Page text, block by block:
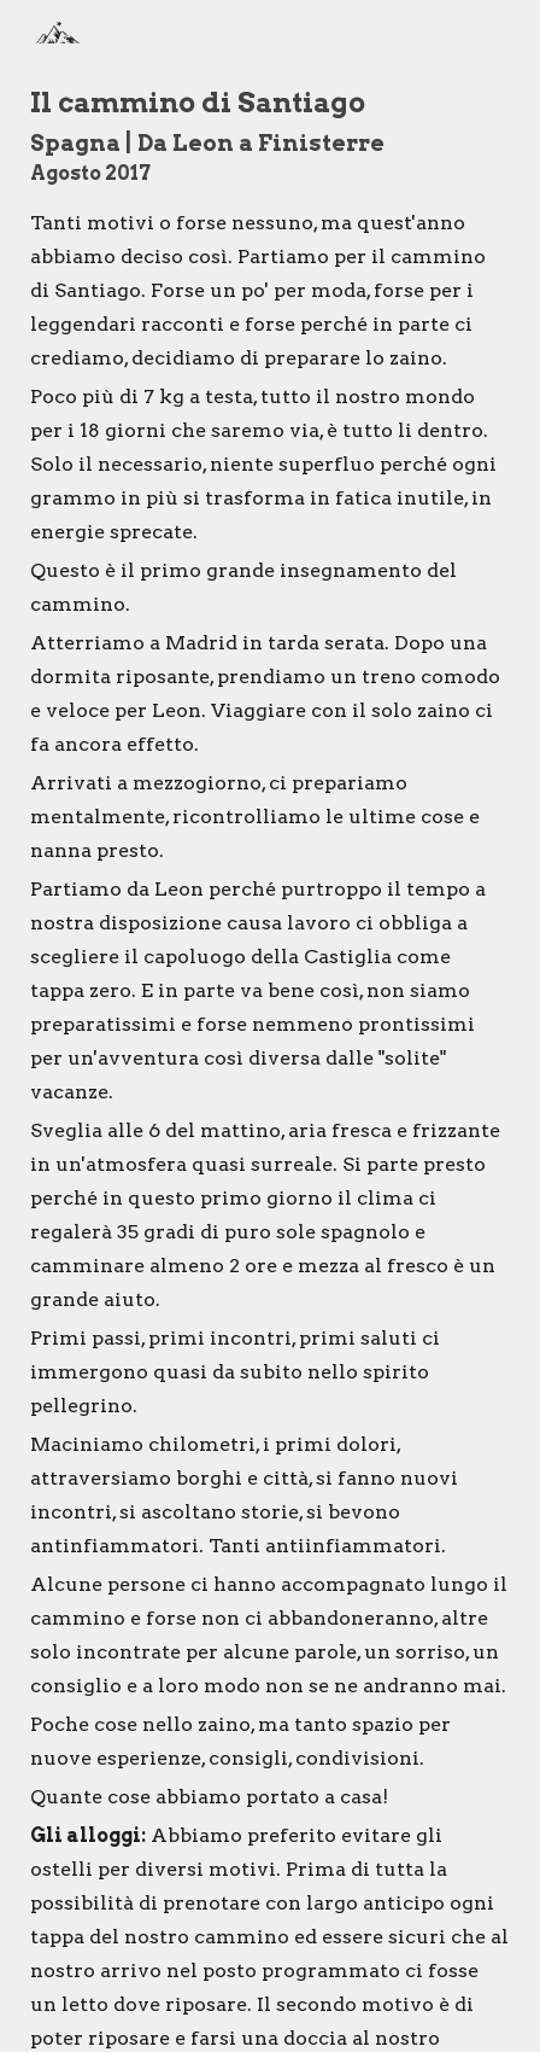
Skip to main content
Il cammino di Santiago
Spagna Da Leon a Finisterre
Agosto 2017
Tanti motivi o forse nessuno, ma quest'anno
abbiamo deciso così. Partiamo per il cammino
di Santiago. Forse un po' per moda, forse per i
leggendari racconti e forse perché in parte ci
crediamo, decidiamo di preparare lo zaino.
Poco più di 7 kg a testa, tutto il nostro mondo
per i 18 giorni che saremo via, è tutto li dentro.
Solo il necessario, niente superfluo perché ogni
grammo in più si trasforma in fatica inutile, in
energie sprecate.
Questo è il primo grande insegnamento del
cammino.
Atterriamo a Madrid in tarda serata. Dopo una
dormita riposante, prendiamo un treno comodo
e veloce per Leon. Viaggiare con il solo zaino ci
fa ancora effetto.
Arrivati a mezzogiorno, ci prepariamo
mentalmente, ricontrolliamo le ultime cose e
nanna presto.
Partiamo da Leon perché purtroppo il tempo a
nostra disposizione causa lavoro ci obbliga a
scegliere il capoluogo della Castiglia come
tappa zero. E in parte va bene così, non siamo
preparatissimi e forse nemmeno prontissimi
per un'avventura così diversa dalle "solite"
vacanze.
Sveglia alle 6 del mattino, aria fresca e frizzante
in un'atmosfera quasi surreale. Si parte presto
perché in questo primo giorno il clima ci
regalerà 35 gradi di puro sole spagnolo e
camminare almeno 2 ore e mezza al fresco è un
grande aiuto.
Primi passi, primi incontri, primi saluti ci
immergono quasi da subito nello spirito
pellegrino.
Maciniamo chilometri, i primi dolori,
attraversiamo borghi e città, si fanno nuovi
incontri, si ascoltano storie, si bevono
antinfiammatori. Tanti antiinfiammatori.
Alcune persone ci hanno accompagnato lungo il
cammino e forse non ci abbandoneranno, altre
solo incontrate per alcune parole, un sorriso, un
consiglio e a loro modo non se ne andranno mai.
Poche cose nello zaino, ma tanto spazio per
nuove esperienze, consigli, condivisioni.
Quante cose abbiamo portato a casa!
Gli alloggi: Abbiamo preferito evitare gli
ostelli per diversi motivi. Prima di tutta la
possibilità di prenotare con largo anticipo ogni
tappa del nostro cammino ed essere sicuri che al
nostro arrivo nel posto programmato ci fosse
un letto dove riposare. Il secondo motivo è di
poter riposare e farsi una doccia al nostro